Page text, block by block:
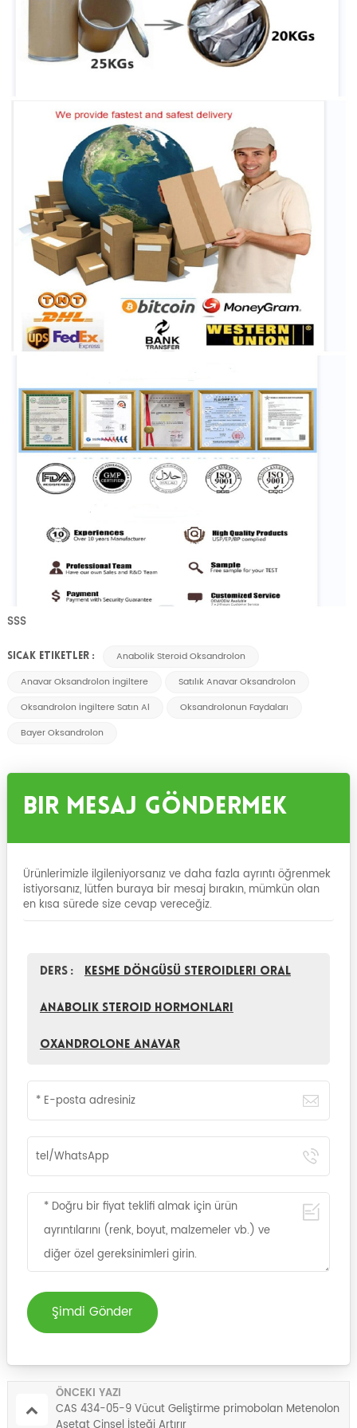
SSS
SICAK ETIKETLER :
Anabolik Steroid Oksandrolon
Anavar Oksandrolon İngiltere
Satılık Anavar Oksandrolon
Oksandrolon İngiltere Satın Al
Oksandrolonun Faydaları
Bayer Oksandrolon
Bir Mesaj Göndermek
Ürünlerimizle ilgileniyorsanız ve daha fazla ayrıntı öğrenmek
istiyorsanız, lütfen buraya bir mesaj bırakın, mümkün olan
en kısa sürede size cevap vereceğiz.
Ders : Kesme Döngüsü Steroidleri Oral
Anabolik Steroid Hormonları
Oxandrolone Anavar
Şimdi Gönder
ÖNCEKI YAZI
CAS 434-05-9 Vücut Geliştirme primobolan Metenolon